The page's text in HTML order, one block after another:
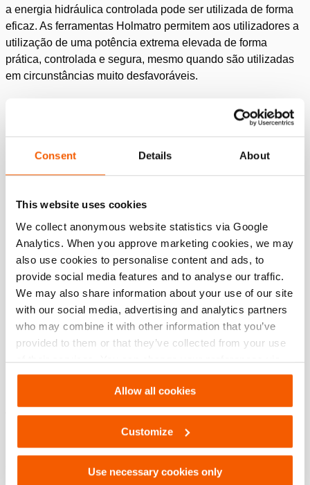
Consent Details About
This website uses cookies
We collect anonymous website statistics via Google
Analytics. When you approve marketing cookies, we may
also use cookies to personalise content and ads, to
provide social media features and to analyse our traffic.
We may also share information about your use of our site
with our social media, advertising and analytics partners
who may combine it with other information that you’ve
provided to them or that they’ve collected from your use
of their services. You can change your preferences via
Settings. See ourcookiestatement.
Allow all cookies
Customize
Use necessary cookies only
a energia hidráulica controlada pode ser utilizada de forma
eficaz. As ferramentas Holmatro permitem aos utilizadores a
utilização de uma potência extrema elevada de forma
prática, controlada e segura, mesmo quando são utilizadas
em circunstâncias muito desfavoráveis.
Veja O Filme Da Nossa Empresa
Por favor,aceite os cookies de marketingpara assistir a
O Que é Que Nós Representamos
Realizar o seu trabalho de forma mais rápida, segura e
fácil. É nisso que a Holmatro pretende ajudá-lo. Como?
Utilizando tecnologia inovadora para desenvolver as
melhores ferramentas hidráulicas e soluções de